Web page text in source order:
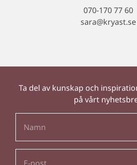
070-170 77 60
sara@kryast.se
Ta del av kunskap och
på vårt